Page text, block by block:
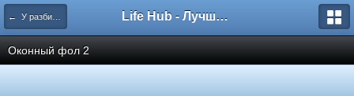
← У разбитого Хайвеймена Life Hub - Лучшие компьютерные игры мира
Оконный фол 2